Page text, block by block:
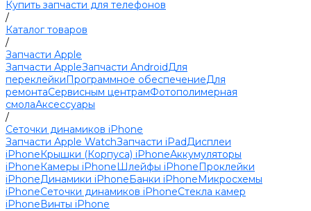
Купить запчасти для телефонов
/
Каталог товаров
/
Запчасти Apple
Запчасти AppleЗапчасти AndroidДля
переклейкиПрограммное обеспечениеДля
ремонтаСервисным центрамФотополимерная
смолаАксессуары
/
Сеточки динамиков iPhone
Запчасти Apple WatchЗапчасти iPadДисплеи
iPhoneКрышки (Корпуса) iPhoneАккумуляторы
iPhoneКамеры iPhoneШлейфы iPhoneПроклейки
iPhoneДинамики iPhoneБанки iPhoneМикросхемы
iPhoneСеточки динамиков iPhoneСтекла камер
iPhoneВинты iPhone